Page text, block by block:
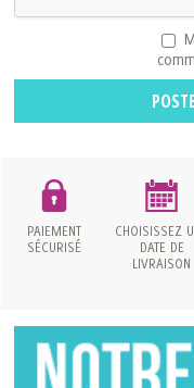
PAIEMENT
SÉCURISÉ
CHOISISSEZ
DATE DE
LIVRAISON